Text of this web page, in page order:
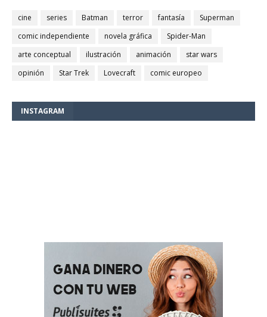
cine series Batman terror fantasía
Superman
comic independiente
novela gráfica
Spider-Man
arte conceptual
ilustración animación
star wars
opinión
Star Trek Lovecraft comic europeo
INSTAGRAM